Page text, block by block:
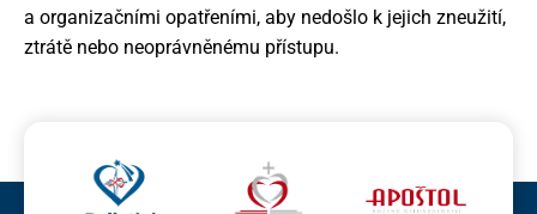
a organizačními opatřeními, aby nedošlo k jejich zneužití,
ztrátě nebo neoprávněnému přístupu.